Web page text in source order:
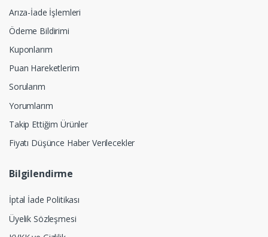
Arıza-İade İşlemleri
Ödeme Bildirimi
Kuponlarım
Puan Hareketlerim
Sorularım
Yorumlarım
Takip Ettiğim Ürünler
Fiyatı Düşünce Haber Verilecekler
Bilgilendirme
İptal İade Politikası
Üyelik Sözleşmesi